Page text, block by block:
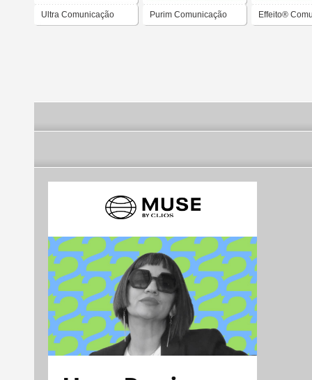
Ultra Comunicação Purim Comunicação Effeito®